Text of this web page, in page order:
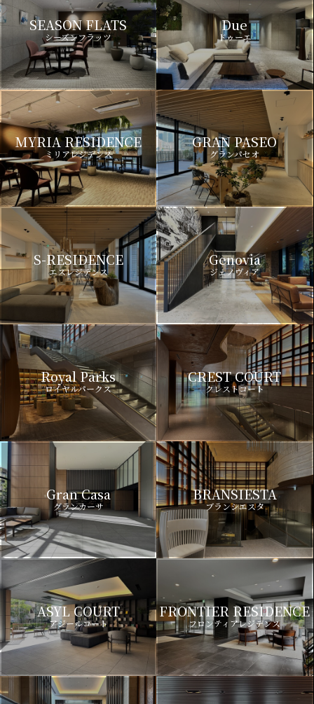
SEASON FLATS
シーズンフラッツ
Due
ドゥーエ
MYRIA RESIDENCE
ミリアレジデンス
GRAN PASEO
グランパセオ
S-RESIDENCE
エスレジデンス
Genovia
ジェノヴィア
Royal Parks
ロイヤルパークス
CREST COURT
クレストコート
Gran Casa
グランカーサ
BRANSIESTA
ブランシエスタ
ASYL COURT
アジールコート
FRONTIER RESIDENCE
フロンティアレジデンス